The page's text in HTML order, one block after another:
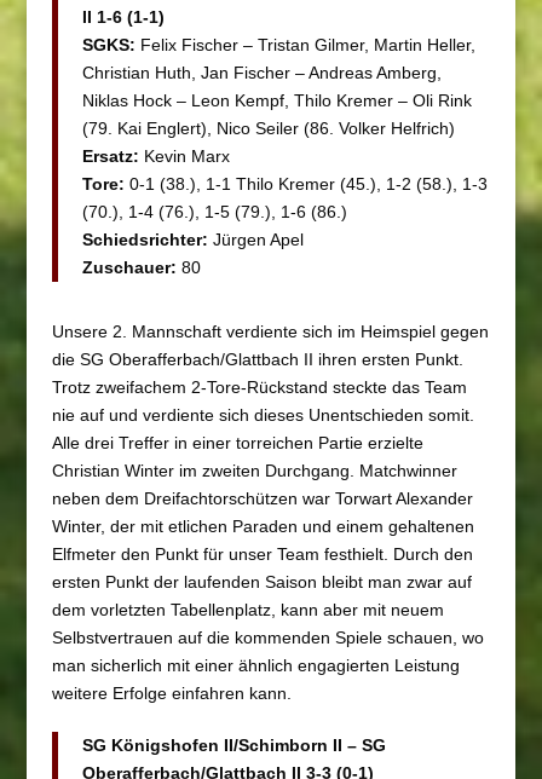
II 1-6 (1-1)
SGKS: Felix Fischer – Tristan Gilmer, Martin Heller,
Christian Huth, Jan Fischer – Andreas Amberg,
Niklas Hock – Leon Kempf, Thilo Kremer – Oli Rink
(79. Kai Englert), Nico Seiler (86. Volker Helfrich)
Ersatz: Kevin Marx
Tore: 0-1 (38.), 1-1 Thilo Kremer (45.), 1-2 (58.), 1-3
(70.), 1-4 (76.), 1-5 (79.), 1-6 (86.)
Schiedsrichter: Jürgen Apel
Zuschauer: 80
Unsere 2. Mannschaft verdiente sich im Heimspiel gegen
die SG Oberafferbach/Glattbach II ihren ersten Punkt.
Trotz zweifachem 2-Tore-Rückstand steckte das Team
nie auf und verdiente sich dieses Unentschieden somit.
Alle drei Treffer in einer torreichen Partie erzielte
Christian Winter im zweiten Durchgang. Matchwinner
neben dem Dreifachtorschützen war Torwart Alexander
Winter, der mit etlichen Paraden und einem gehaltenen
Elfmeter den Punkt für unser Team festhielt. Durch den
ersten Punkt der laufenden Saison bleibt man zwar auf
dem vorletzten Tabellenplatz, kann aber mit neuem
Selbstvertrauen auf die kommenden Spiele schauen, wo
man sicherlich mit einer ähnlich engagierten Leistung
weitere Erfolge einfahren kann.
SG Königshofen II/Schimborn II – SG
Oberafferbach/Glattbach II 3-3 (0-1)